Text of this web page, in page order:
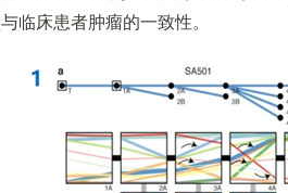
临床患者肿瘤的一致性。